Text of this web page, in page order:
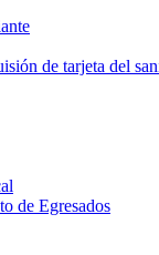
de tarjeta del
de Egresados